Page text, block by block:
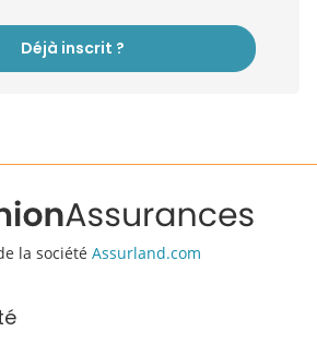
Déjà inscrit ?
la société Assurland.com